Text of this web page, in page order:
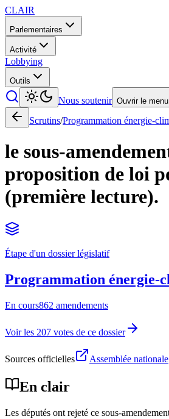
CLAIR
Parlementaires
Activité
Lobbying
Outils
Nous soutenir Ouvrir le menu
Scrutins/Programmation énergie-
le sous-
proposition de loi
(première lecture).
Étape d'un dossier législatif
Programmation énergie-
En cours862 amendements
Voir les 207 votes de ce dossier
Sources officielles Assemblée nationale
En clair
Les députés ont rejeté ce sous-